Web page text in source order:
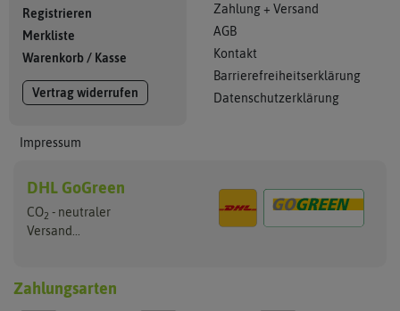
Registrieren
Merkliste
Warenkorb/ Kasse
Vertrag widerrufen
Impressum
Zahlung + Versand
AGB
Kontakt
Barrierefreiheitserklärung
Datenschutzerklärung
DHL GoGreen
CO2 - neutraler
Versand...
Zahlungsarten